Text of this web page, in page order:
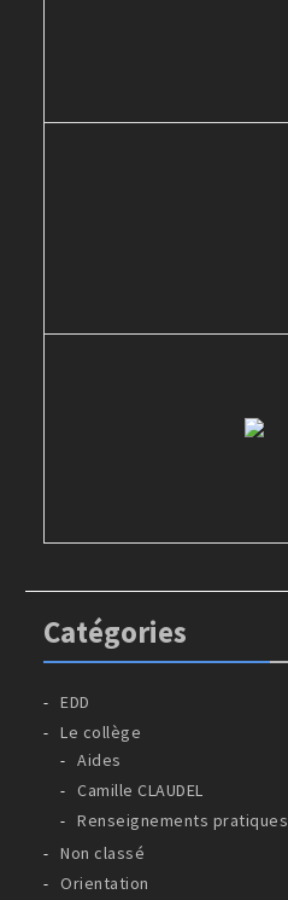
Catégories
EDD
Le collège
Aides
Camille CLAUDEL
Renseignements pratiques
Non classé
Orientation